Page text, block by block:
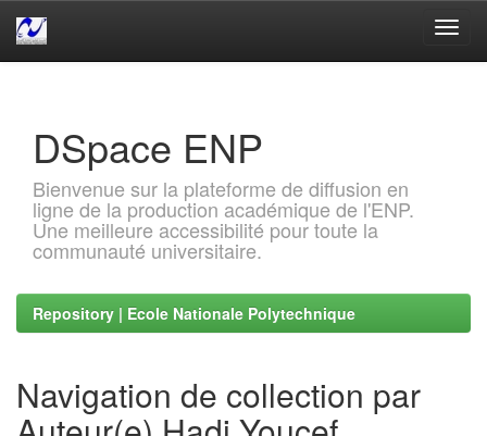
DSpace ENP
Bienvenue sur la plateforme de diffusion en
ligne de la production académique de l'ENP.
Une meilleure accessibilité pour toute la
communauté universitaire.
Repository | Ecole Nationale Polytechnique
Navigation de collection par